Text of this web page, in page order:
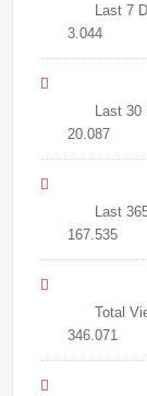
Last 7
3.044
Last 30
20.087
Last
167.535
Total
346.071